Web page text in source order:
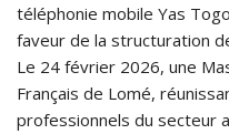
téléphonie mobile Yas
faveur de la structuration
Le 24 février 2026, une
Français de Lomé,
professionnels du secteur